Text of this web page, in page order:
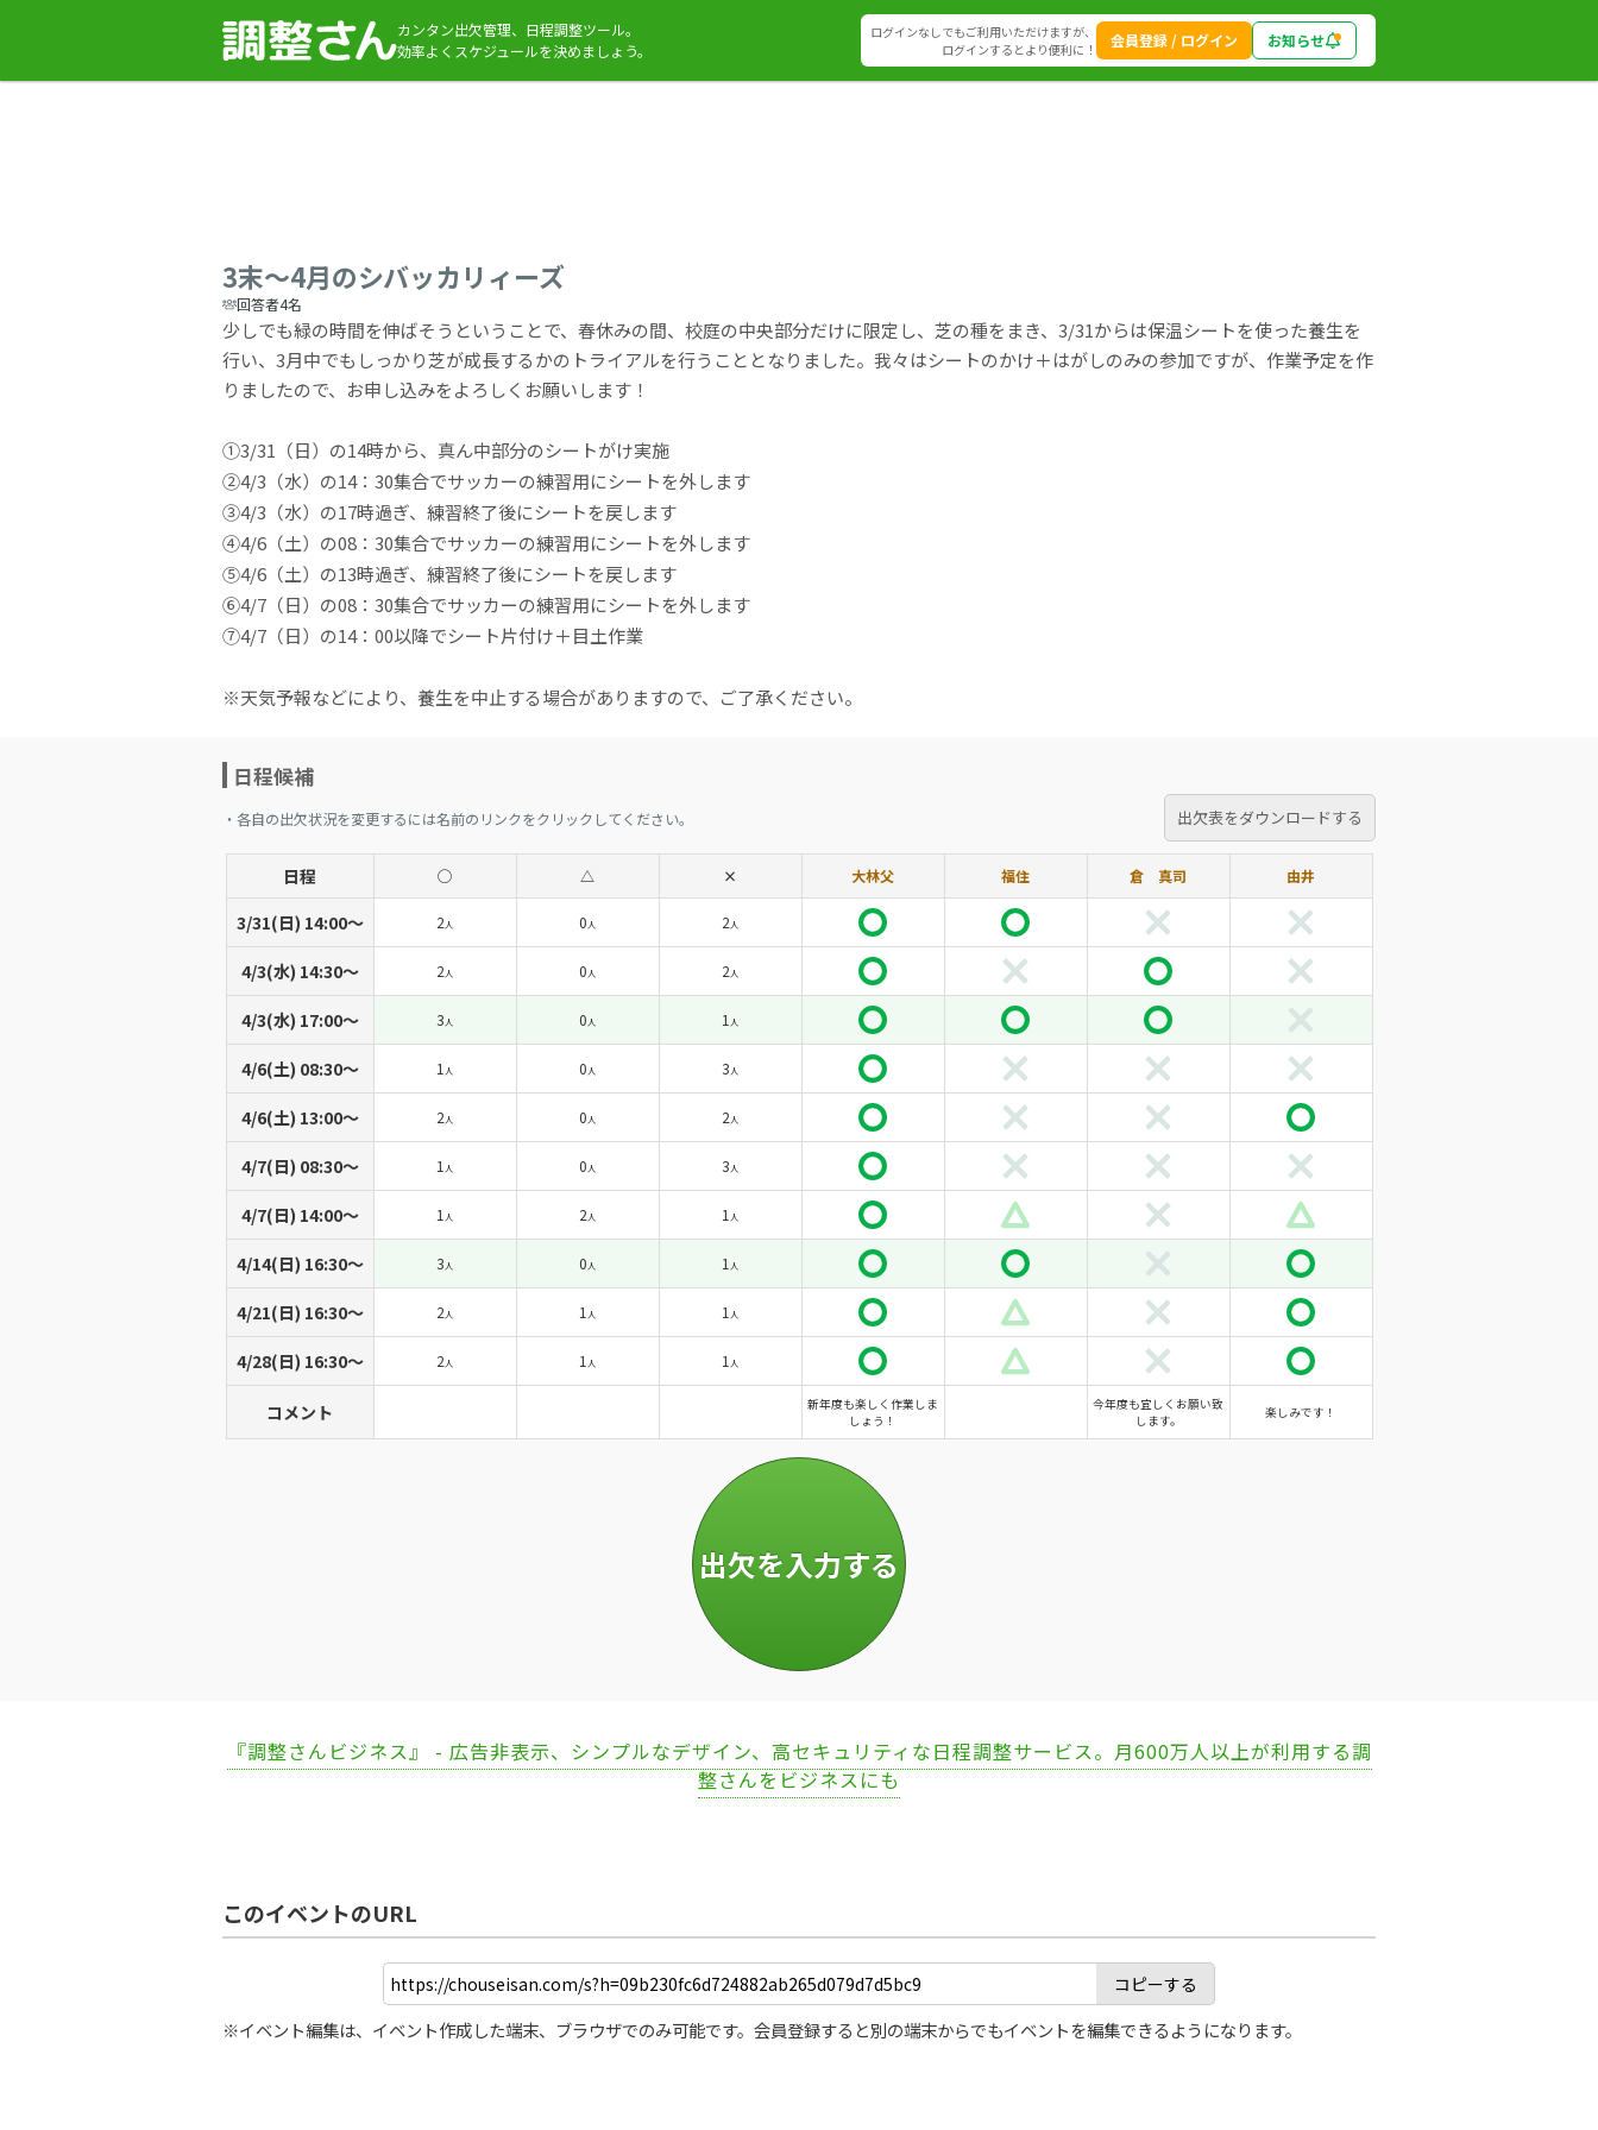
カンタン出欠管理、日程調整ツール。
効率よくスケジュールを決めましょう。
ログインなしでもご利用いただけますが、
ログインするとより便利に！
会員登録 / ログイン お知らせ
3末〜4月のシバッカリィーズ
回答者4名
少しでも緑の時間を伸ばそうということで、春休みの間、校庭の中央部分だけに限定し、芝の種をまき、3/31からは保温シートを使った養生を
行い、3月中でもしっかり芝が成長するかのトライアルを行うこととなりました。我々はシートのかけ＋はがしのみの参加ですが、作業予定を作
りましたので、お申し込みをよろしくお願いします！
​①3/31（日）の14時から、真ん中部分のシートがけ実施
②4/3（水）の14：30集合でサッカーの練習用にシートを外します
③4/3（水）の17時過ぎ、練習終了後にシートを戻します
④4/6（土）の08：30集合でサッカーの練習用にシートを外します
⑤4/6（土）の13時過ぎ、練習終了後にシートを戻します
⑥4/7（日）の08：30集合でサッカーの練習用にシートを外します
⑦4/7（日）の14：00以降でシート片付け＋目土作業
※天気予報などにより、養生を中止する場合がありますので、ご了承ください。
日程候補
・各自の出欠状況を変更するには名前のリンクをクリックしてください。 出欠表をダウンロードする
日程 ◯ △ × 大林父 福住 倉 真司 由井
3/31(日) 14:00〜 2人 0人 2人
4/3(水) 14:30〜 2人 0人 2人
4/3(水) 17:00〜 3人 0人 1 人
4/6(土) 08:30〜 1 人 0人 3人
4/6(土) 13:00〜 2人 0人 2人
4/7(日) 08:30〜 1 人 0人 3人
4/7(日) 14:00〜 1 人 2人 1 人
4/14(日) 16:30〜 3人 0人 1 人
4/21(日) 16:30〜 2人 1 人 1 人
4/28(日) 16:30〜 2人 1 人 1 人
コメント
新年度も楽しく作業しま
しょう！
今年度も宜しくお願い致
します。
楽しみです！
『調整さんビジネス』 - 広告非表示、シンプルなデザイン、高セキュリティな日程調整サービス。月600万人以上が利用する調
整さんをビジネスにも
このイベントのURL
コピーする
※イベント編集は、イベント作成した端末、ブラウザでのみ可能です。会員登録すると別の端末からでもイベントを編集できるようになります。